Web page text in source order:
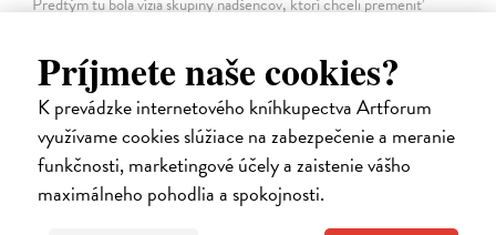
Príjmete naše cookies?
K prevádzke internetového kníhkupectva Artforum
využívame cookies slúžiace na zabezpečenie a meranie
funkčnosti, marketingové účely a zaistenie vášho
maximálneho pohodlia a spokojnosti.
naivné…
Na sklade
18,55 €
19,95 € ?